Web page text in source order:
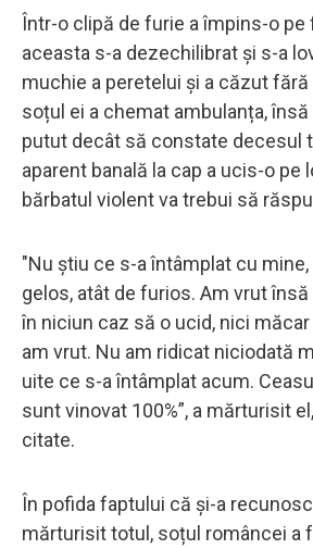
Într-o clipă de furie a împins-o pe
aceasta s-a dezechilibrat și s-a
muchie a peretelui și a căzut fără
soțul ei a chemat ambulanța,
putut decât să constate decesul
aparent banală la cap a ucis-o pe
bărbatul violent va trebui să
"Nu știu ce s-a întâmplat cu
gelos, atât de furios. Am vrut
în niciun caz să o ucid, nici
am vrut. Nu am ridicat niciodată
uite ce s-a întâmplat acum.
sunt vinovat 100%”, a mărturisit
citate.
În pofida faptului că și-a
mărturisit totul, soțul româncei a